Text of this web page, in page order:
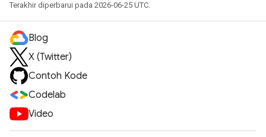
Terakhir diperbarui pada 2026-06-25 UTC.
Blog
X (Twitter)
Contoh Kode
Codelab
Video